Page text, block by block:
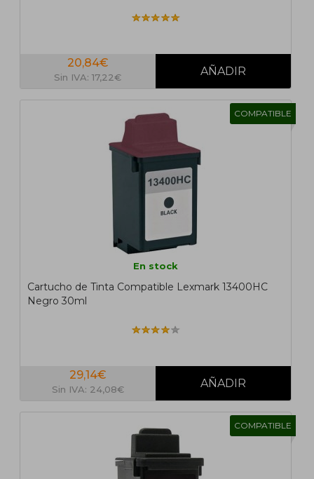
20,84€
Sin IVA: 17,22€
COMPATIBLE
En stock
Cartucho de Tinta Compatible Lexmark 13400HC
Negro 30ml
29,14€
Sin IVA: 24,08€
COMPATIBLE